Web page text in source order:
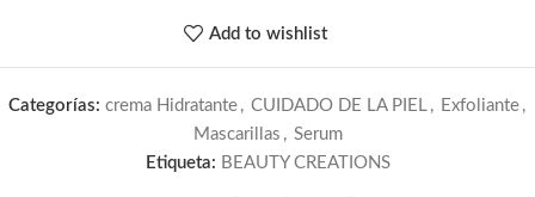
Add to wishlist
Categorías: crema Hidratante , CUIDADO DE LA PIEL , Exfoliante ,
Mascarillas , Serum
Etiqueta: BEAUTY CREATIONS